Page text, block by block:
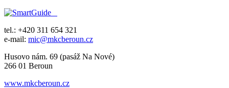
tel.: +420 311 654 321
e-mail: mic@mkcberoun.cz
Husovo nám. 69 (pasáž Na Nové)
266 01 Beroun
www.mkcberoun.cz